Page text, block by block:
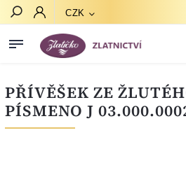
CZK
PŘÍVĚŠEK ZE
PÍSMENO J